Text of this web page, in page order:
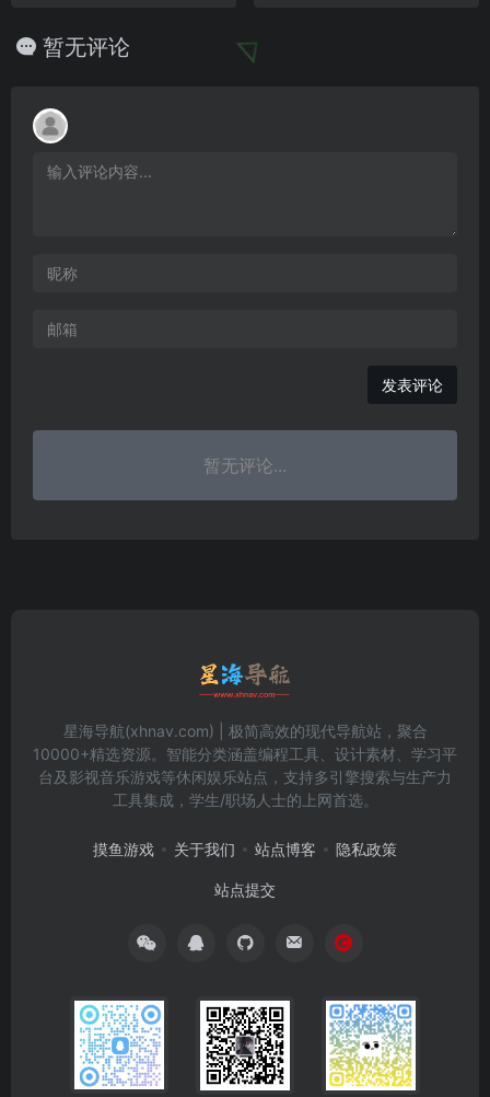
暂无评论
发表评论
暂无评论...
星海导航(xhnav.com) | 极简高效的现代导航站，聚合
10000+精选资源。智能分类涵盖编程工具、设计素材、学习平
台及影视音乐游戏等休闲娱乐站点，支持多引擎搜索与生产力
工具集成，学生/职场人士的上网首选。
摸鱼游戏 关于我们 站点博客 隐私政策
站点提交